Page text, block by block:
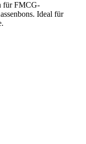
für FMCG-
Ideal für